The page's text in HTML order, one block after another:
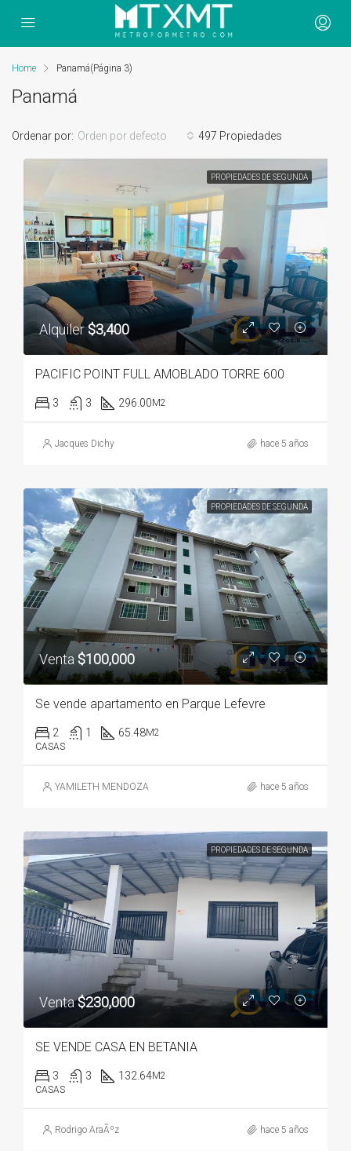
Home Panamá(Página 3)
Panamá
497 Propiedades
Ordenar por: Orden por defecto
PROPIEDADES DE SEGUNDA
Alquiler$3,400
PACIFIC POINT FULL AMOBLADO TORRE 600
3 3 296.00M2
Jacques Dichy hace 5 años
PROPIEDADES DE SEGUNDA
Venta $100,000
Se vende apartamento en Parque Lefevre
2 1 65.48M2
CASAS
YAMILETH MENDOZA hace 5 años
PROPIEDADES DE SEGUNDA
Venta$230,000
SE VENDE CASA EN BETANIA
3 3 132.64M2
CASAS
Rodrigo AraÃºz hace 5 años